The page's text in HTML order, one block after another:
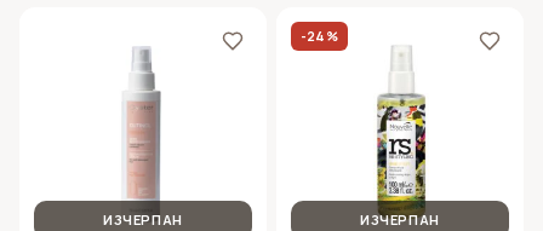
ИЗЧЕРПАН
-24 %
ИЗЧЕРПАН